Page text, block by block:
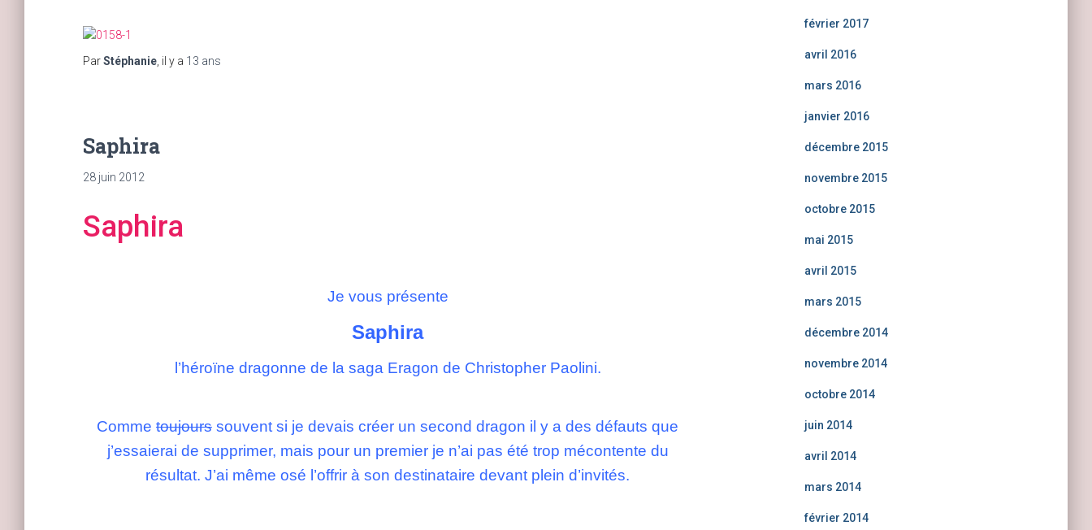
ParStéphanie , il y a 13 ans
Saphira
28 juin 2012
Saphira
Je vous présente
Saphira
l’héroïne dragonne de la saga Eragon de Christopher Paolini.
Comme toujours souvent si je devais créer un second dragon il y a des défauts que
j’essaierai de supprimer, mais pour un premier je n’ai pas été trop mécontente du
résultat. J’ai même osé l’offrir à son destinataire devant plein d’invités.
février 2017
avril 2016
mars 2016
janvier 2016
décembre 2015
novembre 2015
octobre 2015
mai 2015
avril 2015
mars 2015
décembre 2014
novembre 2014
octobre 2014
juin 2014
avril 2014
mars 2014
février 2014